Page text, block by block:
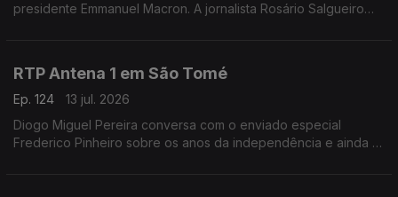
presidente Emmanuel Macron. A jornalista Rosário Salgueiro
RTP Antena 1 em São Tomé
Ep. 124
13 jul. 2026
Diogo Miguel Pereira conversa com o enviado especial
Frederico Pinheiro sobre os anos da independência e ainda o